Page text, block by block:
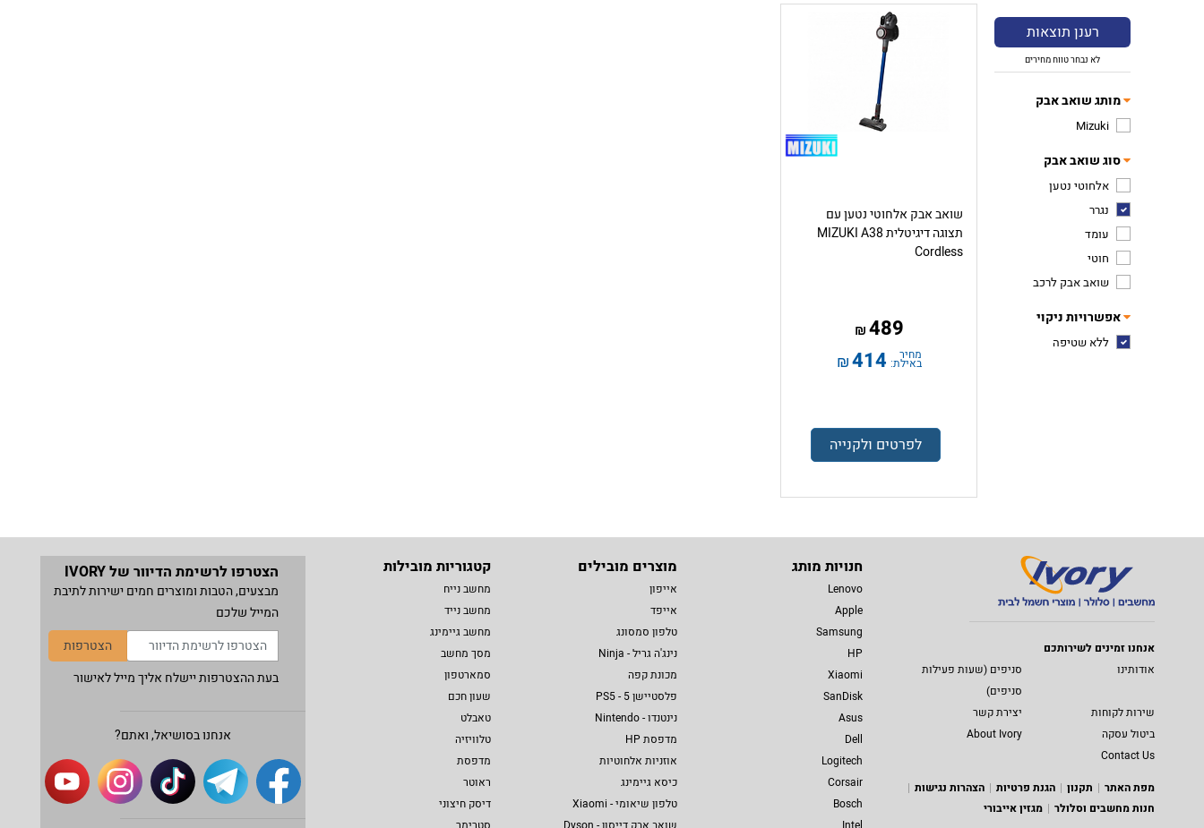
רענן תוצאות
לא נבחר טווח מחירים
מותג שואב אבק
Mizuki
סוג שואב אבק
אלחוטי נטען
נגרר
עומד
חוטי
שואב אבק לרכב
אפשרויות ניקוי
ללא שטיפה
שואב אבק אלחוטי נטען עם
תצוגה דיגיטלית MIZUKI A38
Cordless
489
₪
מחיר
באילת: 414
₪
לפרטים ולקנייה
אנחנו זמינים לשירותכם
אודותינו
סניפים (שעות פעילות
סניפים)
שירות לקוחות
יצירת קשר
ביטול עסקה
About Ivory
Contact Us
מפת האתר
תקנון הגנת פרטיות
הצהרות נגישות
חנות מחשבים וסלולר
מגזין אייבורי
חנויות מותג
Lenovo
Apple
Samsung
HP
Xiaomi
SanDisk
Asus
Dell
Logitech
Corsair
Bosch
מוצרים מובילים
אייפון
אייפד
טלפון סמסונג
נינג'ה גריל - Ninja
מכונת קפה
פלסטיישן 5 - PS5
נינטנדו - Nintendo
מדפסת HP
אוזניות אלחוטיות
כיסא גיימינג
טלפון שיאומי - Xiaomi
קטגוריות מובילות
מחשב נייח
מחשב נייד
מחשב גיימינג
מסך מחשב
סמארטפון
שעון חכם
טאבלט
טלוויזיה
מדפסת
ראוטר
דיסק חיצוני
הצטרפו לרשימת הדיוור של IVORY
מבצעים, הטבות ומוצרים חמים ישירות לתיבת
המייל שלכם
הצטרפות
בעת ההצטרפות יישלח אליך מייל לאישור
אנחנו בסושיאל, ואתם?